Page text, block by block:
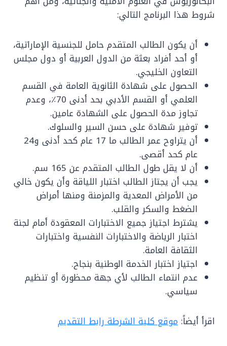
شروط هذا البرنامج التالي:
أن يكون الطالب المتقدم حامل للجنسية الإماراتية،
أو أحد أفراد بعثة من الدول العربية أو دول مجلس
التعاون الخليجي.
الحصول على شهادة الثانوية العامة في القسم
العلمي أو القسم الأدبي بحد أدنى 70٪، وعدم
تجاوز مدة الحصول على الشهادة عامين.
توفير شهادة على حسن السير والسلوك.
أن يتراوح عمر الطالب ما 17 عام كحد أدنى و24
عام كحد أقصى.
أن لا يقل طول الطالب المتقدم عن 165 سم.
يجب أن يجتاز الطالب اختبار اللياقة وأن يكون خالي
من الأمراض المعدية والمزمنة ومنها أمراض
الضغط والسكر والقلب.
يشترط اجتياز جميع الاختبارات المعقودة أمام لجنة
اختبار الرياضة والاختبارات النفسية واختبارات
الثقافة العامة.
اجتياز اختبار الخدمة الوطنية بنجاح.
عدم انتماء الطالب لأي جهة محظورة أو تنظيم
سياسي.
اقرأ أيضاً: موقع كلية الشرطة رابط التقديم